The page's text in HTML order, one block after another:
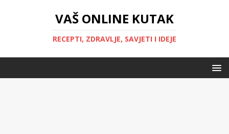
VAŠ ONLINE KUTAK
RECEPTI, ZDRAVLJE, SAVJETI I IDEJE